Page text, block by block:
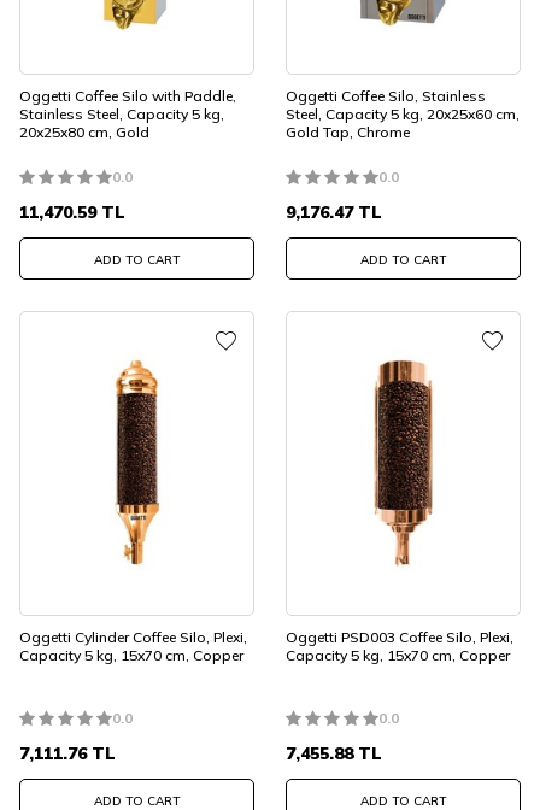
Oggetti Coffee Silo with Paddle,
Stainless Steel, Capacity 5 kg,
20x25x80 cm, Gold
0.0
11,470.59TL
ADD TO CART
Oggetti Coffee Silo, Stainless
Steel, Capacity 5 kg, 20x25x60 cm,
Gold Tap, Chrome
0.0
9,176.47TL
ADD TO CART
Oggetti Cylinder Coffee Silo, Plexi,
Capacity 5 kg, 15x70 cm, Copper
0.0
7,111.76TL
ADD TO CART
Oggetti PSD003 Coffee Silo, Plexi,
Capacity 5 kg, 15x70 cm, Copper
0.0
7,455.88TL
ADD TO CART